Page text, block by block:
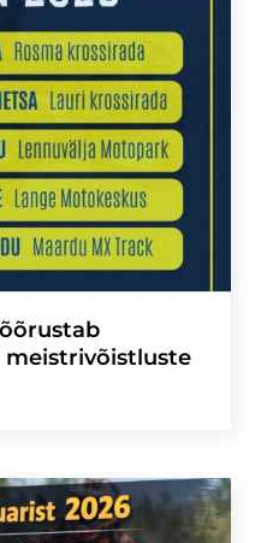
meistrivõistluste